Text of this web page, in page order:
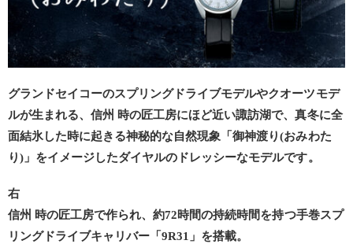
グランドセイコーのスプリングドライブモデルやクオーツモデ
ルが生まれる、信州 時の匠工房にほど近い諏訪湖で、真冬に全
面結氷した時に起きる神秘的な自然現象「御神渡り(おみわた
り)」をイメージしたダイヤルのドレッシーなモデルです。
右
信州 時の匠工房で作られ、約72時間の持続時間を持つ手巻スプ
リングドライブキャリバー「9R31」を搭載。